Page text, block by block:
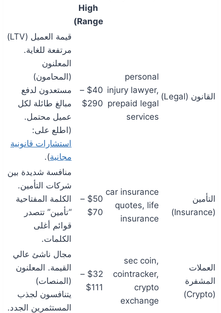
High
Range)
القانون (Legal)
personal
injury lawyer,
prepaid legal
services
$40 –
$290
قيمة العميل (LTV)
مرتفعة للغاية.
المعلنون
(المحامون)
مستعدون لدفع
مبالغ طائلة لكل
عميل محتمل.
(اطلع على:
استشارات قانونية
مجانية).
التأمين
(Insurance)
car insurance
quotes, life
insurance
$50 –
$70
منافسة شديدة بين
شركات التأمين.
الكلمة المفتاحية
“تأمين” تتصدر
قوائم أغلى
الكلمات.
العملات
المشفرة
(Crypto)
sec coin,
cointracker,
crypto
exchange
$32 –
$111
مجال ناشئ عالي
القيمة. المعلنون
(المنصات)
يتنافسون لجذب
المستثمرين الجدد.